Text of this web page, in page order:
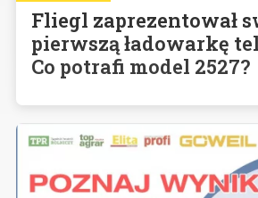
Fliegl zaprezentował
pierwszą ładowarkę
Co potrafi model 2527?